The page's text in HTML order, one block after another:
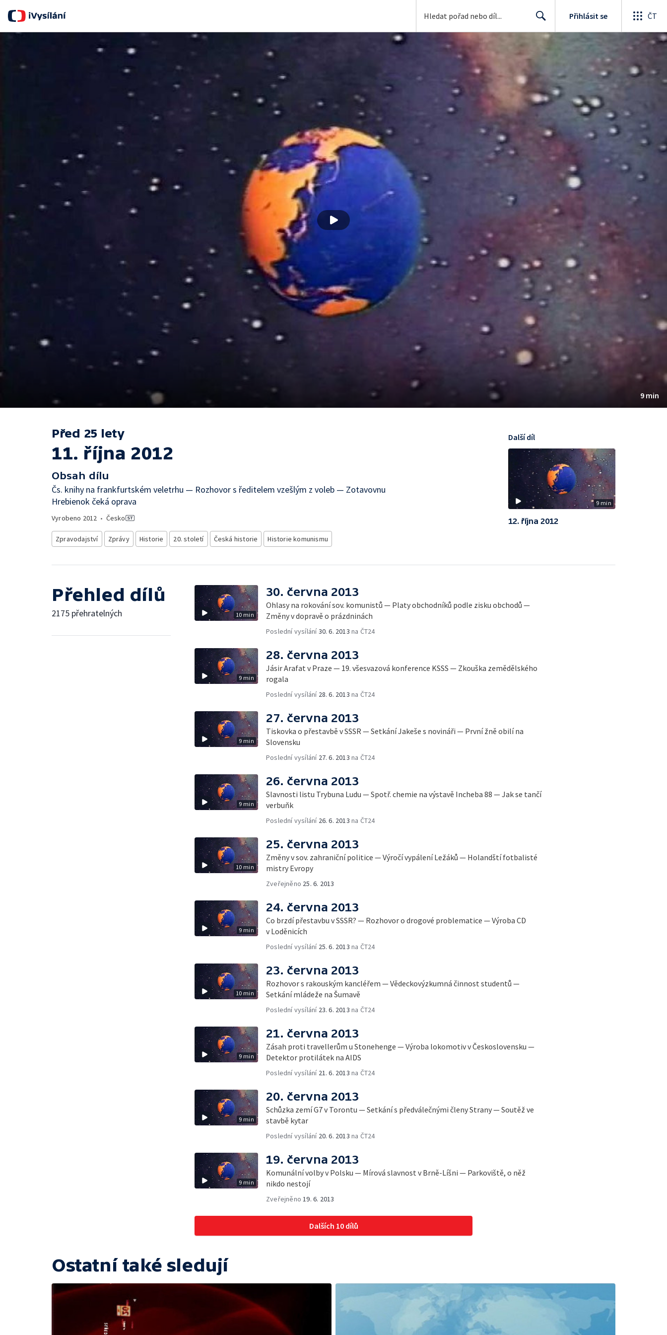
Search
Přihlásit se ČT
9 min
Před 25 lety
11. října 2012
Obsah dílu
Čs. knihy na frankfurtském veletrhu — Rozhovor s ředitelem vzešlým z voleb — Zotavovnu
Hrebienok čeká oprava
Vyrobeno 2012 • Česko
Zpravodajství Zprávy Historie 20. století Česká historie Historie komunismu
9 min
Další díl
12. října 2012
Přehled dílů
2175 přehratelných 10 min
30. června 2013
Ohlasy na rokování sov. komunistů — Platy obchodníků podle zisku obchodů —
Změny v dopravě o prázdninách
Poslední vysílání30. 6. 2013 na ČT24
9 min
28. června 2013
Jásir Arafat v Praze — 19. všesvazová konference KSSS — Zkouška zemědělského
rogala
Poslední vysílání 28. 6. 2013 na ČT24
9 min
27. června 2013
Tiskovka o přestavbě v SSSR — Setkání Jakeše s novináři — První žně obilí na
Slovensku
Poslední vysílání 27. 6. 2013 na ČT24
9 min
26. června 2013
Slavnosti listu Trybuna Ludu — Spotř. chemie na výstavě Incheba 88 — Jak se tančí
verbuňk
Poslední vysílání 26. 6. 2013 na ČT24
10 min
25. června 2013
Změny v sov. zahraniční politice — Výročí vypálení Ležáků — Holandští fotbalisté
mistry Evropy
Zveřejněno 25. 6. 2013
9 min
24. června 2013
Co brzdí přestavbu v SSSR? — Rozhovor o drogové problematice — Výroba CD
v Loděnicích
Poslední vysílání 25. 6. 2013 na ČT24
10 min
23. června 2013
Rozhovor s rakouským kancléřem — Vědeckovýzkumná činnost studentů —
Setkání mládeže na Šumavě
Poslední vysílání 23. 6. 2013 na ČT24
9 min
21. června 2013
Zásah proti travellerům u Stonehenge — Výroba lokomotiv v Československu —
Detektor protilátek na AIDS
Poslední vysílání 21. 6. 2013 na ČT24
9 min
20. června 2013
Schůzka zemí G7 v Torontu — Setkání s předválečnými členy Strany — Soutěž ve
stavbě kytar
Poslední vysílání 20. 6. 2013 na ČT24
9 min
19. června 2013
Komunální volby v Polsku — Mírová slavnost v Brně-Líšni — Parkoviště, o něž
nikdo nestojí
Zveřejněno19. 6. 2013
Dalších 10 dílů
Ostatní také sledují